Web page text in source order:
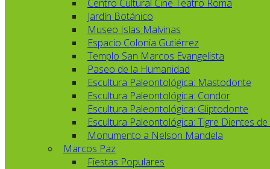
Centro Cultural Cine Teatro Roma
Jardín Botánico
Museo Islas Malvinas
Espacio Colonia Gutiérrez
Templo San Marcos Evangelista
Paseo de la Humanidad
Escultura Paleontológica: Mastodonte
Escultura Paleontológica: Condor
Escultura Paleontológica: Gliptodonte
Escultura Paleontológica: Tigre Dientes de
Monumento a Nelson Mandela
Marcos Paz
Fiestas Populares